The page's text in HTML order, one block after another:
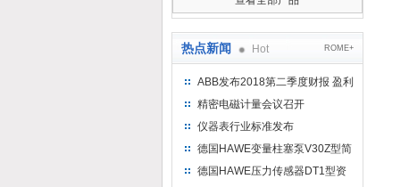
热点新闻 Hot ROME+
ABB发布2018第二季度财报 盈利
持续增长
精密电磁计量会议召开
仪器表行业标准发布
德国HAWE变量柱塞泵V30Z型简
介
德国HAWE压力传感器DT1型资